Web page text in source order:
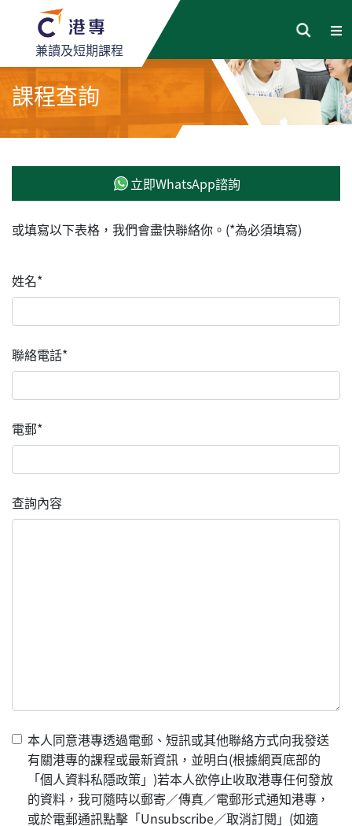
兼讀及短期課程
課程查詢
立即WhatsApp諮詢
或填寫以下表格，我們會盡快聯絡你。(*為必須填寫)
姓名*
聯絡電話*
電郵*
查詢內容
本人同意港專透過電郵、短訊或其他聯絡方式向我發送
有關港專的課程或最新資訊，並明白(根據網頁底部的
「個人資料私隱政策」)若本人欲停止收取港專任何發放
的資料，我可隨時以郵寄／傳真／電郵形式通知港專，
或於電郵通訊點擊「Unsubscribe／取消訂閱」(如適